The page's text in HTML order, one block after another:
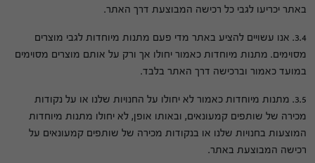
באתר יכריעו לגבי כל רכישה המבוצעת דרך האתר.
3.4. אנו עשויים להציע באתר מדי פעם מתנות מיוחדות לגבי מוצרים
מסוימים. מתנות מיוחדות כאמור יחולו אך ורק על אותם מוצרים מסוימים
במועד כאמור וברכישה דרך האתר בלבד.
3.5. מתנות מיוחדות כאמור לא יחולו על החנויות שלנו או על נקודות
מכירה של שותפים קמעונאים, ובאותו אופן, לא יחולו מתנות מיוחדות
המוצעות בחנויות שלנו או בנקודות מכירה של שותפים קמעונאים על
רכישה המבוצעת באתר.